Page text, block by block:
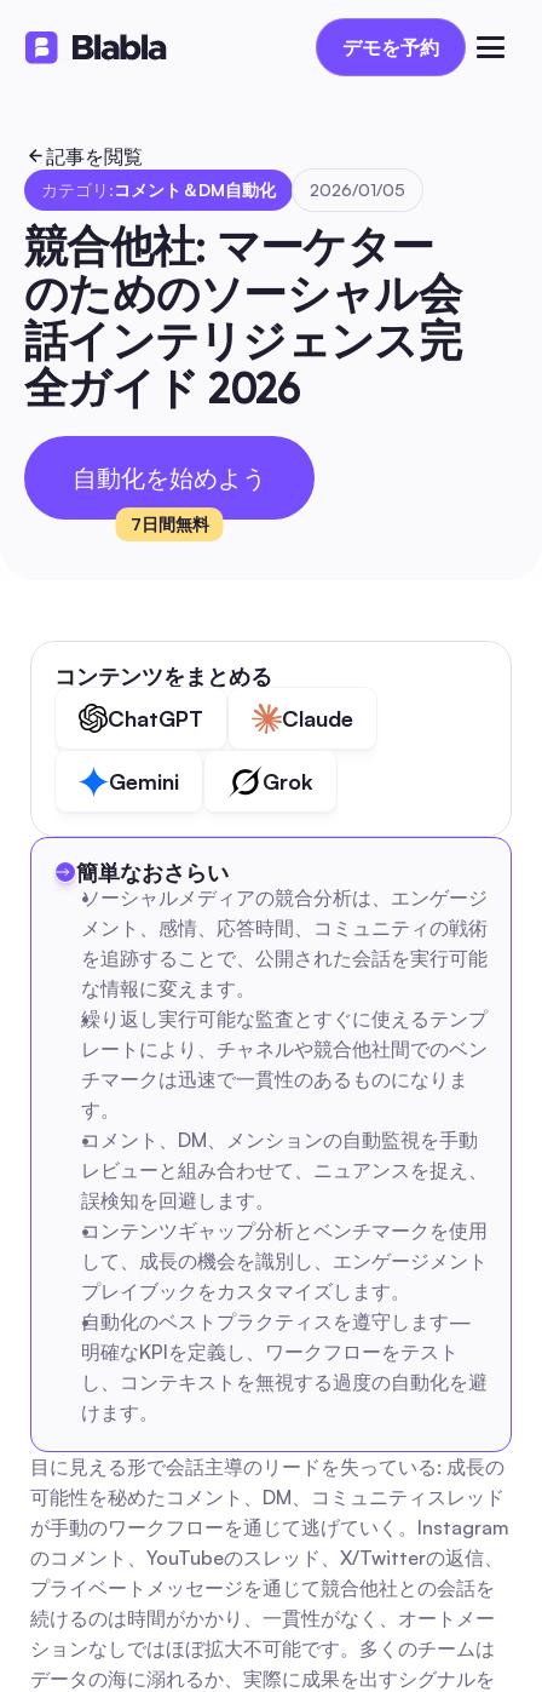
デモを予約
デモを予約
記事を閲覧
カテゴリ:コメント＆DM自動化 2026/01/05
競合他社: マーケター
のためのソーシャル会
話インテリジェンス完
全ガイド 2026
自動化を始めよう
7日間無料
コンテンツをまとめる
ChatGPT
Claude
Gemini Grok
簡単なおさらい
ソーシャルメディアの競合分析は、エンゲージ
メント、感情、応答時間、コミュニティの戦術
を追跡することで、公開された会話を実行可能
な情報に変えます。
繰り返し実行可能な監査とすぐに使えるテンプ
レートにより、チャネルや競合他社間でのベン
チマークは迅速で一貫性のあるものになりま
す。
コメント、DM、メンションの自動監視を手動
レビューと組み合わせて、ニュアンスを捉え、
誤検知を回避します。
コンテンツギャップ分析とベンチマークを使用
して、成長の機会を識別し、エンゲージメント
プレイブックをカスタマイズします。
自動化のベストプラクティスを遵守します—
明確なKPIを定義し、ワークフローをテスト
し、コンテキストを無視する過度の自動化を避
けます。
目に見える形で会話主導のリードを失っている: 成長の
可能性を秘めたコメント、DM、コミュニティスレッド
が手動のワークフローを通じて逃げていく。Instagram
のコメント、YouTubeのスレッド、X/Twitterの返信、
プライベートメッセージを通じて競合他社との会話を
続けるのは時間がかかり、一貫性がなく、オートメー
ションなしではほぼ拡大不可能です。多くのチームは
データの海に溺れるか、実際に成果を出すシグナルを